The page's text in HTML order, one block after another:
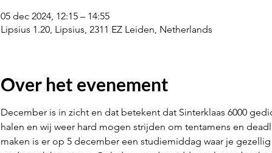
05 dec 2024, 12:15 – 14:55
Lipsius 1.20, Lipsius, 2311 EZ Leiden, Netherlands
Over het evenement
December is in zicht en dat betekent dat Sinterklaas 6000
halen en wij weer hard mogen strijden om tentamens en
maken is er op 5 december een studiemiddag waar je